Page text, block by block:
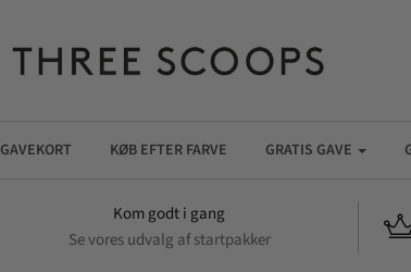
GAVEKORT KØB EFTER FARVE GRATIS GAVE
Kom godt i gang
Se vores udvalg af startpakker